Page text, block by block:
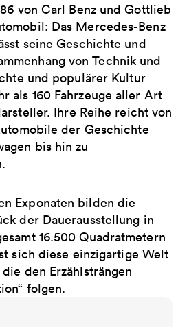
von Carl Benz und Gottlieb
Das Mercedes-Benz
seine Geschichte und
von Technik und
und populärer Kultur
als 160 Fahrzeuge aller Art
Ihre Reihe reicht von
der Geschichte
bis hin zu
Exponaten bilden die
der Dauerausstellung in
16.500 Quadratmetern
sich diese einzigartige Welt
den Erzählsträngen
folgen.